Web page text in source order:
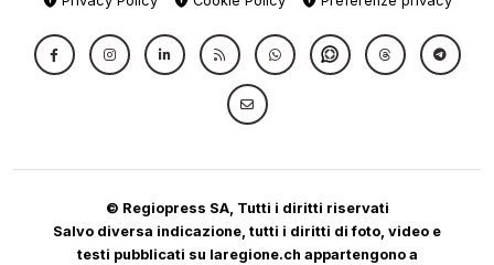
© Regiopress SA, Tutti i diritti riservati
Salvo diversa indicazione, tutti i diritti di foto, video e
testi pubblicati su laregione.ch appartengono a